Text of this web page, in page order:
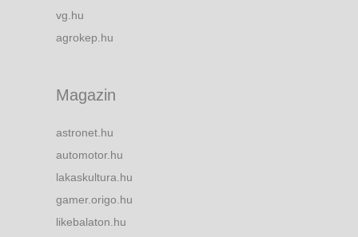
vg.hu
agrokep.hu
Magazin
astronet.hu
automotor.hu
lakaskultura.hu
gamer.origo.hu
likebalaton.hu